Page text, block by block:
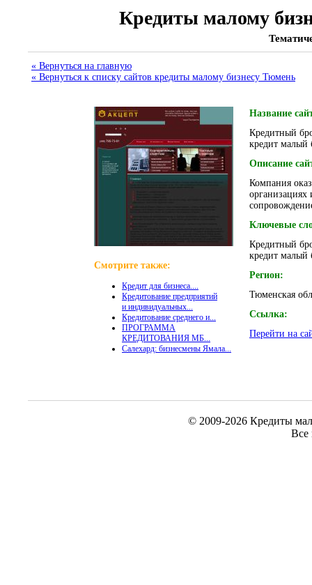
Кредиты малому
« Вернуться на главную
« Вернуться к списку сайтов кредиты малому бизнесу Тюмень
Смотрите также:
Кредит для бизнеса....
Кредитование предприятий
и индивидуальных...
Кредитование среднего и...
ПРОГРАММА
КРЕДИТОВАНИЯ МБ...
Салехард: бизнесмены Ямала...
Название
Кредитный
кредит малый
Описание
Компания
организациях
Ключевые
Кредитный
кредит малый
Регион:
Тюменская
Ссылка:
Перейти на
© 2009-2026 Кредиты
Все